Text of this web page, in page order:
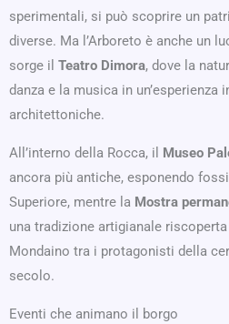
sperimentali, si può scoprire un
diverse. Ma l’Arboreto è anche un
sorge il Teatro Dimora, dove la
danza e la musica in un’esperienza
architettoniche.
All’interno della Rocca, il Museo
ancora più antiche, esponendo
Superiore, mentre la Mostra
una tradizione artigianale
Mondaino tra i protagonisti della
secolo.
Eventi che animano il borgo